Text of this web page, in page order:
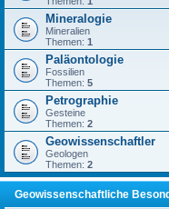
Mineralogie
Mineralien
Themen: 1
Paläontologie
Fossilien
Themen: 5
Petrographie
Gesteine
Themen: 2
Geowissenschaftler
Geologen
Themen: 2
Geowissenschaftliche